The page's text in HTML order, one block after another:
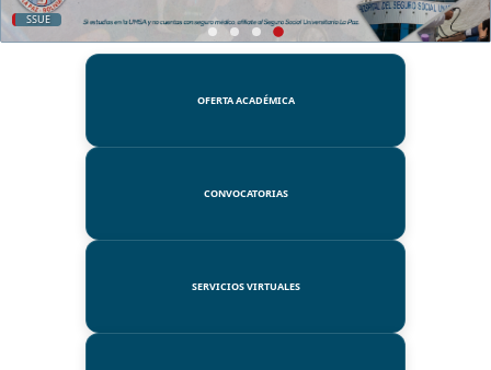
SSUE
OFERTA ACADÉMICA
CONVOCATORIAS
SERVICIOS VIRTUALES